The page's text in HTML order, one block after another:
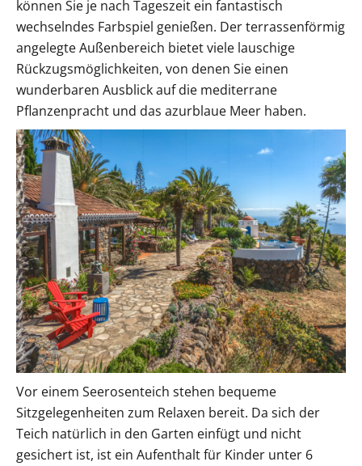
können Sie je nach Tageszeit ein fantastisch
wechselndes Farbspiel genießen. Der terrassenförmig
angelegte Außenbereich bietet viele lauschige
Rückzugsmöglichkeiten, von denen Sie einen
wunderbaren Ausblick auf die mediterrane
Pflanzenpracht und das azurblaue Meer haben.
Vor einem Seerosenteich stehen bequeme
Sitzgelegenheiten zum Relaxen bereit. Da sich der
Teich natürlich in den Garten einfügt und nicht
gesichert ist, ist ein Aufenthalt für Kinder unter 6